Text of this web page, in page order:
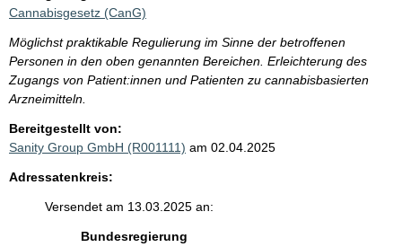
Cannabisgesetz (CanG)
Möglichst praktikable Regulierung im Sinne der betroffenen
Personen in den oben genannten Bereichen. Erleichterung des
Zugangs von Patient:innen und Patienten zu cannabisbasierten
Arzneimitteln.
Bereitgestellt von:
Sanity Group GmbH (R001111) am 02.04.2025
Adressatenkreis:
Versendet am 13.03.2025 an:
Bundesregierung